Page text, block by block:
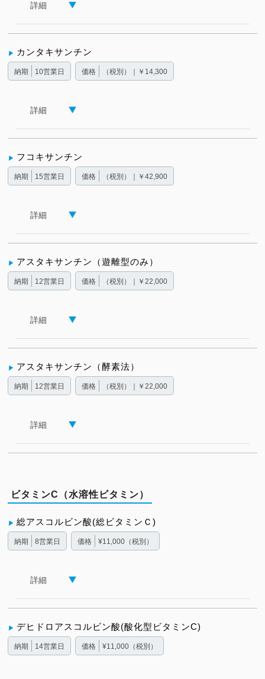
詳細
カンタキサンチン
納期 10営業日 価格 （税別）｜￥14,300
詳細
フコキサンチン
納期 15営業日 価格 （税別）｜￥42,900
詳細
アスタキサンチン（遊離型のみ）
納期 12営業日 価格 （税別）｜￥22,000
詳細
アスタキサンチン（酵素法）
納期 12営業日 価格 （税別）｜￥22,000
詳細
ビタミンC（水溶性ビタミン）
総アスコルビン酸(総ビタミンＣ)
納期 8営業日 価格 ¥11,000（税別）
詳細
デヒドロアスコルビン酸(酸化型ビタミンC)
納期 14営業日 価格 ¥11,000（税別）